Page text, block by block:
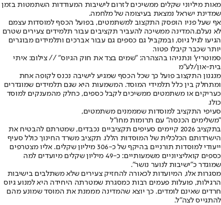
מאות מיליוני שקלים ממשיכים לזרום לישיבות המעודדות השתמטות בזמן
שמדינת ישראל נמצאת בעיצומה של מלחמה.
אף שעל פניו הופסק התקצוב למשתמטים, בפועל הכסף למוסדות עצמם
לא נעלם.המדינה ממשיכה להעביר תקציבים עבור תלמידים צעירים שטרם
הגיעו לגיל גיוס, ובמקביל גם כספים גם עבור אברכים ותלמידים מבוגרים
יותר שכבר קיבלו פטור.
סמוטריץ' ונתניהו בהצהרה: "שמים בצד את חוק הגיוס" // צילום: איתי
בית-און/לע"מ
מנגנון התקצוב פועל כך שכל הכסף שמגיע לישיבה נכנס לקופה אחת
ומתחלק בין כלל תלמידי המוסד. המשמעות היא שגם תלמידים שמוגדרים
כעריקים או משתמטים ממשיכים לקבל כספים, כחלק מהמענקים למוסד
כולו.
סעיפי התקציב למוסדות שמממנים משתמטים,
"משלימים הכנסה" עם תרומות מחו"ל
בתקציב 2026 קיימים סעיפים תקציביים נכבדים, שמטרתם להבטיח את
הישרדותם הכלכלית של המוסדות הללו. תקציב משרד החינוך כולל סעיף
ייעודי למוסדות תורניים בהיקף של כ-306 מיליון שקלים. אליו מצטרפים
כספים קואליציוניים משמעותיים: כ-49 מיליון שקלים מיועדים למה
שמוגדר כ"ישיבות לנוער נושר".
מסגרות אלו, המיועדות לכאורה להחזיק צעירים שלא משתלבים בישיבות
הרגילות, פועלות פעמים רבות כמסגרת שמטרתה היחידה היא למנוע גיוס
חרדים שאינם לומדים. כך יוצא שהמדינה מממנת את המוסד שמונע מהם
להתגייס לצה״ל.